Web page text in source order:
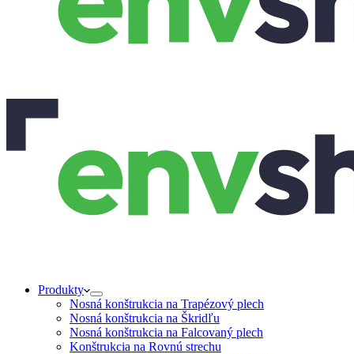
Produkty
Nosná konštrukcia na Trapézový plech
Nosná konštrukcia na Škridľu
Nosná konštrukcia na Falcovaný plech
Konštrukcia na Rovnú strechu